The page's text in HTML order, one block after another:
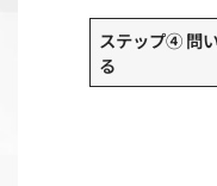
ステップ④ 問
る